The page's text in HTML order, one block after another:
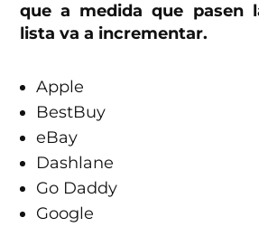
que a medida que pasen
lista va a incrementar.
Apple
BestBuy
eBay
Dashlane
Go Daddy
Google